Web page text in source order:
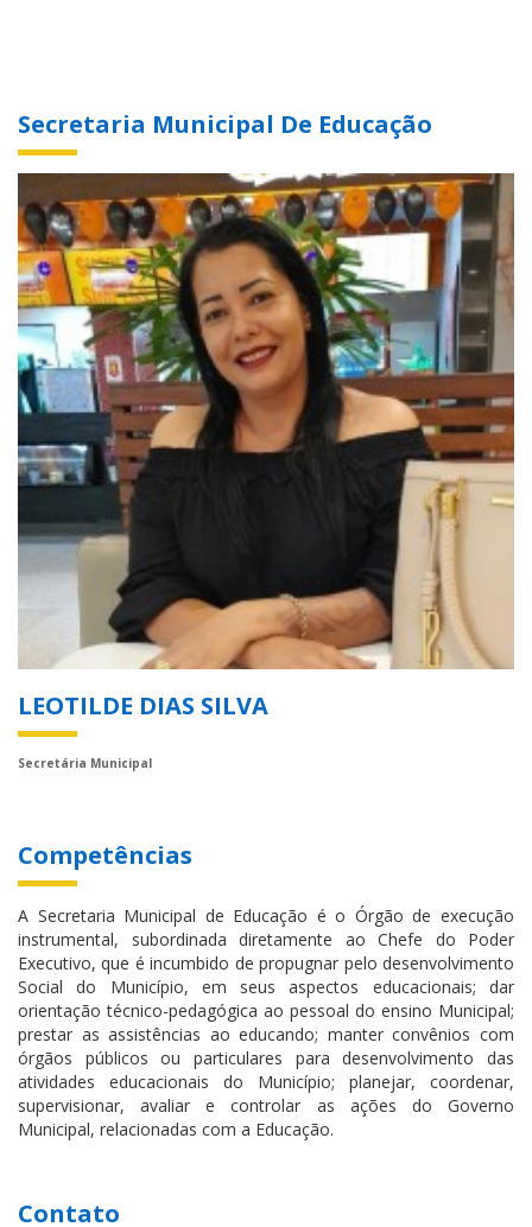
Secretaria Municipal De Educação
LEOTILDE DIAS SILVA
Secretária Municipal
Competências
A Secretaria Municipal de Educação é o Órgão de execução
instrumental, subordinada diretamente ao Chefe do Poder
Executivo, que é incumbido de propugnar pelo desenvolvimento
Social do Município, em seus aspectos educacionais; dar
orientação técnico-pedagógica ao pessoal do ensino Municipal;
prestar as assistências ao educando; manter convênios com
órgãos públicos ou particulares para desenvolvimento das
atividades educacionais do Município; planejar, coordenar,
supervisionar, avaliar e controlar as ações do Governo
Municipal, relacionadas com a Educação.
Contato